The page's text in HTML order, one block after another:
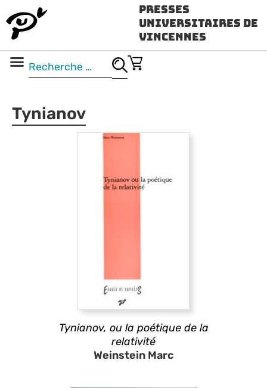
Presses
Universitaires de
Vincennes
Tynianov
Tynianov, ou la poétique de la
relativité
Weinstein Marc